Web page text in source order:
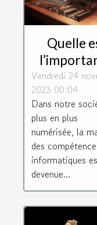
Quelle
de suivre
formation
Vendredi 24
2023 00:04
Dans notre
plus en plus
numérisée, la
des
informatiques
devenue...